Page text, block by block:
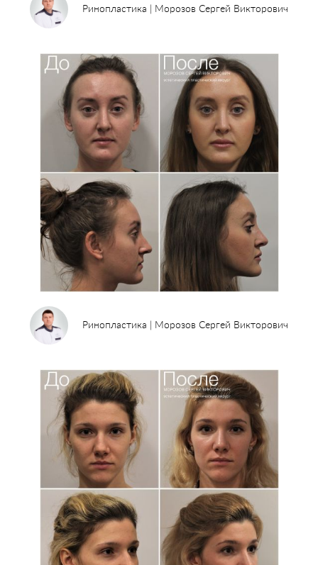
Ринопластика | Морозов Сергей Викторович
Ринопластика | Морозов Сергей Викторович